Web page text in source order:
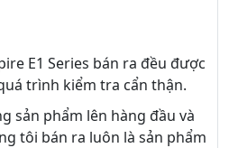
E1 Series bán ra đều được
trình kiểm tra cẩn thận.
sản phẩm lên hàng đầu và
tôi bán ra luôn là sản phẩm